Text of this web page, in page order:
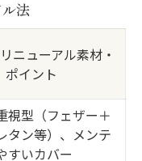
法
ニューアル素材・
ポイント
視型（フェザー＋
タン等）、メンテ
すいカバー